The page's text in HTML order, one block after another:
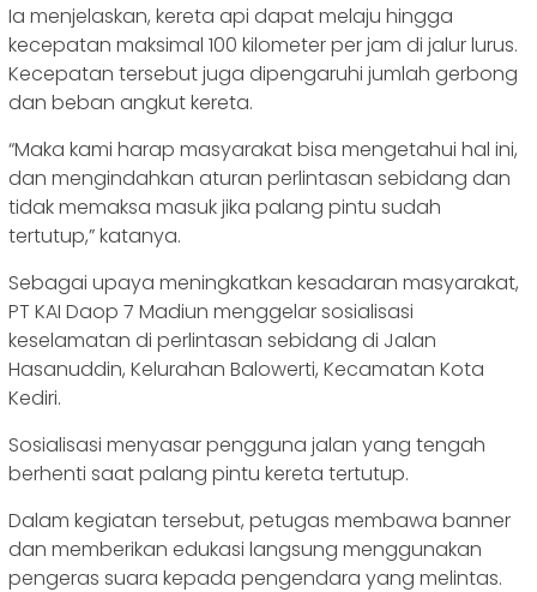
Ia menjelaskan, kereta api dapat melaju hingga
kecepatan maksimal 100 kilometer per jam di jalur lurus.
Kecepatan tersebut juga dipengaruhi jumlah gerbong
dan beban angkut kereta.
“Maka kami harap masyarakat bisa mengetahui hal ini,
dan mengindahkan aturan perlintasan sebidang dan
tidak memaksa masuk jika palang pintu sudah
tertutup,” katanya.
Sebagai upaya meningkatkan kesadaran masyarakat,
PT KAI Daop 7 Madiun menggelar sosialisasi
keselamatan di perlintasan sebidang di Jalan
Hasanuddin, Kelurahan Balowerti, Kecamatan Kota
Kediri.
Sosialisasi menyasar pengguna jalan yang tengah
berhenti saat palang pintu kereta tertutup.
Dalam kegiatan tersebut, petugas membawa banner
dan memberikan edukasi langsung menggunakan
pengeras suara kepada pengendara yang melintas.